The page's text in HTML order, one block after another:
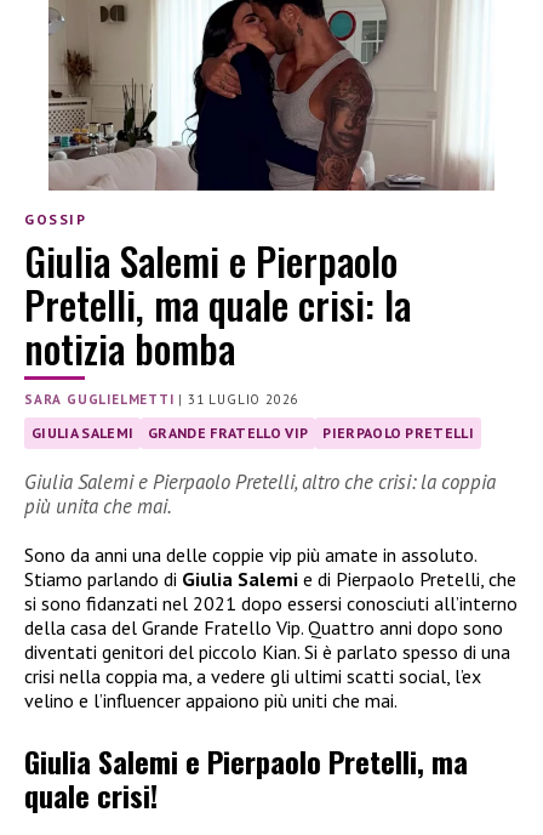
GOSSIP
Giulia Salemi e Pierpaolo
Pretelli, ma quale crisi: la
notizia bomba
SARA GUGLIELMETTI |31 LUGLIO 2026
GIULIA SALEMI GRANDE FRATELLO VIP PIERPAOLO PRETELLI
Giulia Salemi e Pierpaolo Pretelli, altro che crisi: la coppia
più unita che mai.
Sono da anni una delle coppie vip più amate in assoluto.
Stiamo parlando di Giulia Salemi e di Pierpaolo Pretelli, che
si sono fidanzati nel 2021 dopo essersi conosciuti all’interno
della casa del Grande Fratello Vip. Quattro anni dopo sono
diventati genitori del piccolo Kian. Si è parlato spesso di una
crisi nella coppia ma, a vedere gli ultimi scatti social, l’ex
velino e l’influencer appaiono più uniti che mai.
Giulia Salemi e Pierpaolo Pretelli, ma
quale crisi!